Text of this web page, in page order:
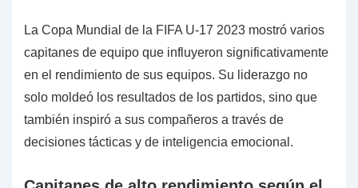
La Copa Mundial de la FIFA U-17 2023 mostró varios
capitanes de equipo que influyeron significativamente
en el rendimiento de sus equipos. Su liderazgo no
solo moldeó los resultados de los partidos, sino que
también inspiró a sus compañeros a través de
decisiones tácticas y de inteligencia emocional.